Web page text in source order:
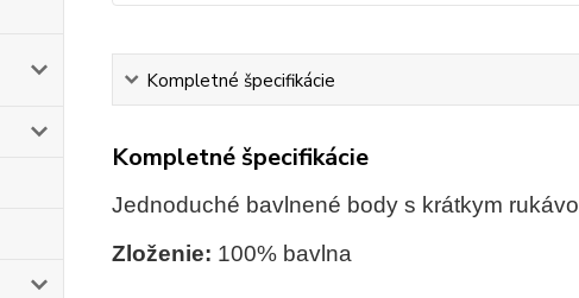
Kompletné špecifikácie
Kompletné špecifikácie
Jednoduché bavlnené body s krátkym
Zloženie: 100% bavlna